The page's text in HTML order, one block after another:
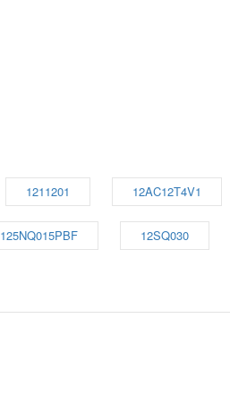
1211201 12AC12T4V1
125NQ015PBF 12SQ030